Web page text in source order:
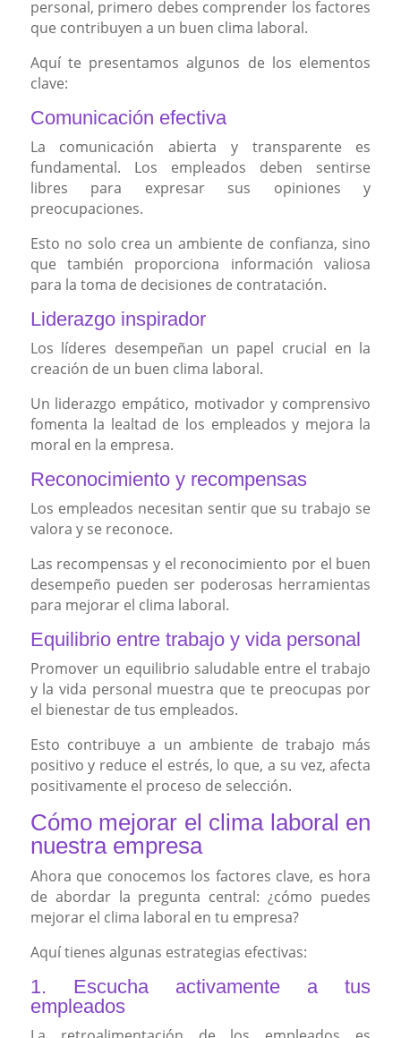
personal, primero debes comprender los factores
que contribuyen a un buen clima laboral.
Aquí te presentamos algunos de los elementos
clave:
Comunicación efectiva
La comunicación abierta y transparente es
fundamental. Los empleados deben sentirse
libres para expresar sus opiniones y
preocupaciones.
Esto no solo crea un ambiente de confianza, sino
que también proporciona información valiosa
para la toma de decisiones de contratación.
Liderazgo inspirador
Los líderes desempeñan un papel crucial en la
creación de un buen clima laboral.
Un liderazgo empático, motivador y comprensivo
fomenta la lealtad de los empleados y mejora la
moral en la empresa.
Reconocimiento y recompensas
Los empleados necesitan sentir que su trabajo se
valora y se reconoce.
Las recompensas y el reconocimiento por el buen
desempeño pueden ser poderosas herramientas
para mejorar el clima laboral.
Equilibrio entre trabajo y vida personal
Promover un equilibrio saludable entre el trabajo
y la vida personal muestra que te preocupas por
el bienestar de tus empleados.
Esto contribuye a un ambiente de trabajo más
positivo y reduce el estrés, lo que, a su vez, afecta
positivamente el proceso de selección.
Cómo mejorar el clima laboral en
nuestra empresa
Ahora que conocemos los factores clave, es hora
de abordar la pregunta central: ¿cómo puedes
mejorar el clima laboral en tu empresa?
Aquí tienes algunas estrategias efectivas:
1. Escucha activamente a tus
empleados